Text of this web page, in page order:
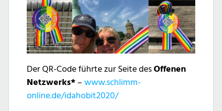
Der QR-Code führte zur Seite desOffenen
Netzwerks* – www.schlimm-
online.de/idahobit2020/